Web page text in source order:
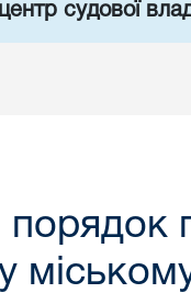
судової
порядок